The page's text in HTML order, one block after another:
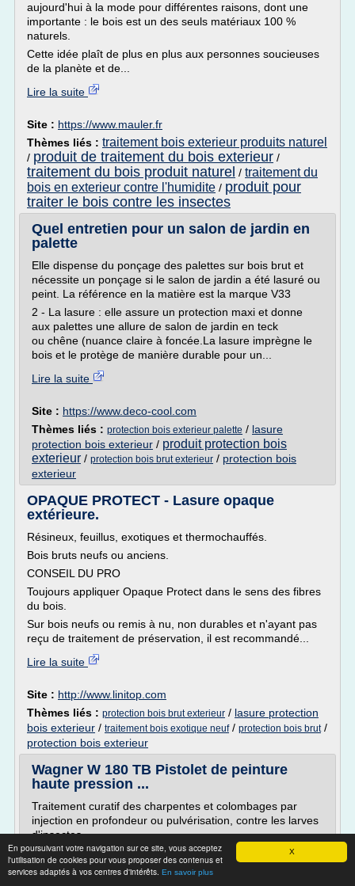
X
En poursuivant votre navigation sur ce site, vous acceptez
l'utilisation de cookies pour vous proposer des contenus et
services adaptés à vos centres d'intérêts. En savoir plus
aujourd'hui à la mode pour différentes raisons, dont une
importante : le bois est un des seuls matériaux 100 %
naturels.
Cette idée plaît de plus en plus aux personnes soucieuses
de la planète et de...
Lire la suite
Site : https://www.mauler.fr
Thèmes liés : traitement bois exterieur produits naturel
/ produit de traitement du bois exterieur /
traitement du bois produit naturel / traitement du
bois en exterieur contre l'humidite / produit pour
traiter le bois contre les insectes
Quel entretien pour un salon de jardin en
palette
Elle dispense du ponçage des palettes sur bois brut et
nécessite un ponçage si le salon de jardin a été lasuré ou
peint. La référence en la matière est la marque V33
2 - La lasure : elle assure un protection maxi et donne
aux palettes une allure de salon de jardin en teck
ou chêne (nuance claire à foncée.La lasure imprègne le
bois et le protège de manière durable pour un...
Lire la suite
Site : https://www.deco-cool.com
Thèmes liés : protection bois exterieur palette / lasure
protection bois exterieur / produit protection bois
exterieur / protection bois brut exterieur / protection bois
exterieur
OPAQUE PROTECT - Lasure opaque
extérieure.
Résineux, feuillus, exotiques et thermochauffés.
Bois bruts neufs ou anciens.
CONSEIL DU PRO
Toujours appliquer Opaque Protect dans le sens des fibres
du bois.
Sur bois neufs ou remis à nu, non durables et n'ayant pas
reçu de traitement de préservation, il est recommandé...
Lire la suite
Site : http://www.linitop.com
Thèmes liés : protection bois brut exterieur / lasure protection
bois exterieur / traitement bois exotique neuf/ protection bois brut/
protection bois exterieur
Wagner W 180 TB Pistolet de peinture
haute pression ...
Traitement curatif des charpentes et colombages par
injection en profondeur ou pulvérisation, contre les larves
d'insectes.
Traitement préventif de tous les bois sains de la maison,
contre les pontes d'insectes et les champignons de